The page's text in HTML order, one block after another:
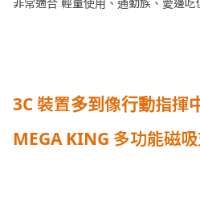
3C 裝置多到像行動指揮
MEGA KING 多功能磁